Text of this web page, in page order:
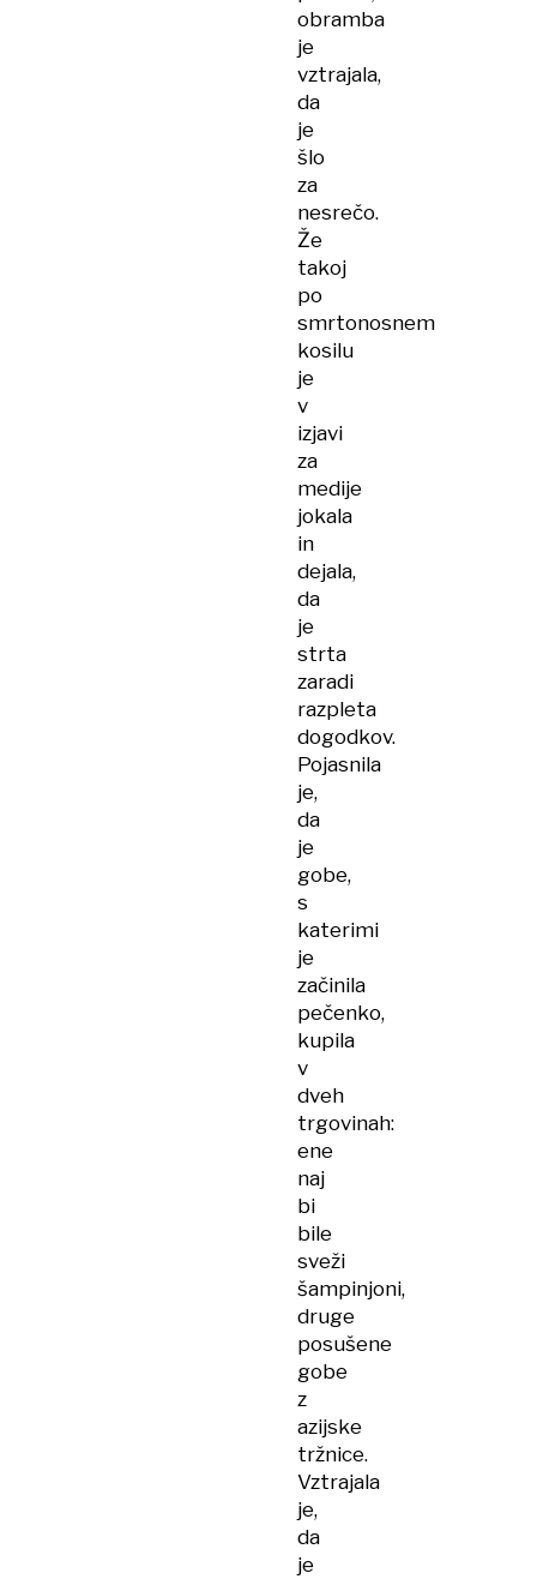
obramba
je
vztrajala,
da
je
šlo
za
nesrečo.
Že
takoj
po
smrtonosnem
kosilu
je
v
izjavi
za
medije
jokala
in
dejala,
da
je
strta
zaradi
razpleta
dogodkov.
Pojasnila
je,
da
je
gobe,
s
katerimi
je
začinila
pečenko,
kupila
v
dveh
trgovinah:
ene
naj
bi
bile
sveži
šampinjoni,
druge
posušene
gobe
z
azijske
tržnice.
Vztrajala
je,
da
je